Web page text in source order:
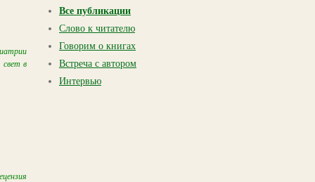
свет в
Все публикации
Слово к читателю
Говорим о книгах
Встреча с автором
Интервью